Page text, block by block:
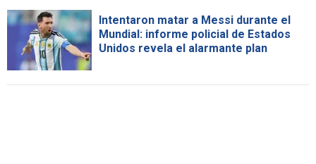
Intentaron matar a Messi durante el
Mundial: informe policial de Estados
Unidos revela el alarmante plan